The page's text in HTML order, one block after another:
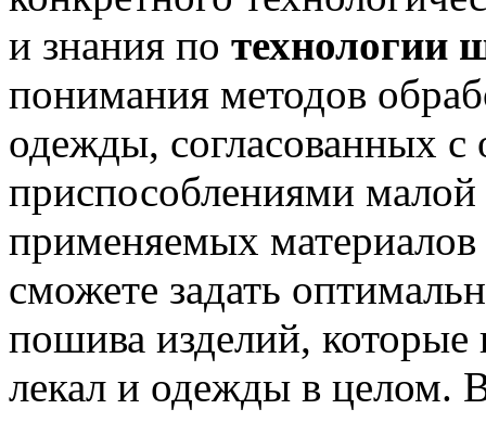
и знания по технологии
понимания методов
одежды, согласованных с
приспособлениями
применяемых материалов
сможете задать
пошива изделий,
лекал и одежды в целом.